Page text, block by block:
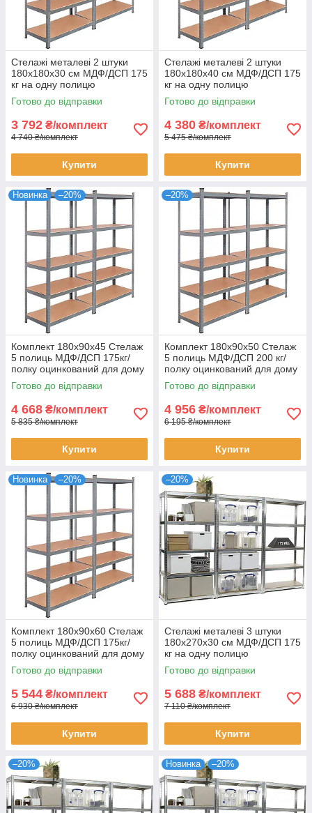
Стелажі металеві 2 штуки
180х180х30 см МДФ/ДСП 175
кг на одну полицю
оцинковані 10 полиць
комплект
Готово до відправки
3 792 ₴/комплект
4 740 ₴/комплект
Купити
Стелажі металеві 2 штуки
180х180х40 см МДФ/ДСП 175
кг на одну полицю
оцинковані 10 полиць для
зберігання
Готово до відправки
4 380 ₴/комплект
5 475 ₴/комплект
Купити
Новинка –20%
Комплект 180х90х45 Стелаж
5 полиць МДФ/ДСП 175кг/
полку оцинкований для дому
офісу склад 2 штуки
Готово до відправки
4 668 ₴/комплект
5 835 ₴/комплект
Купити
–20%
Комплект 180х90х50 Стелаж
5 полиць МДФ/ДСП 200 кг/
полку оцинкований для дому
офісу склад 2 штуки
Готово до відправки
4 956 ₴/комплект
6 195 ₴/комплект
Купити
Новинка –20%
Комплект 180х90х60 Стелаж
5 полиць МДФ/ДСП 175кг/
полку оцинкований для дому
офісу склад 2 штуки
Готово до відправки
5 544 ₴/комплект
6 930 ₴/комплект
Купити
–20%
Стелажі металеві 3 штуки
180х270х30 см МДФ/ДСП 175
кг на одну полицю
оцинковані 15 полиць
комплект для зберігання
Готово до відправки
5 688 ₴/комплект
7 110 ₴/комплект
Купити
–20% Новинка –20%